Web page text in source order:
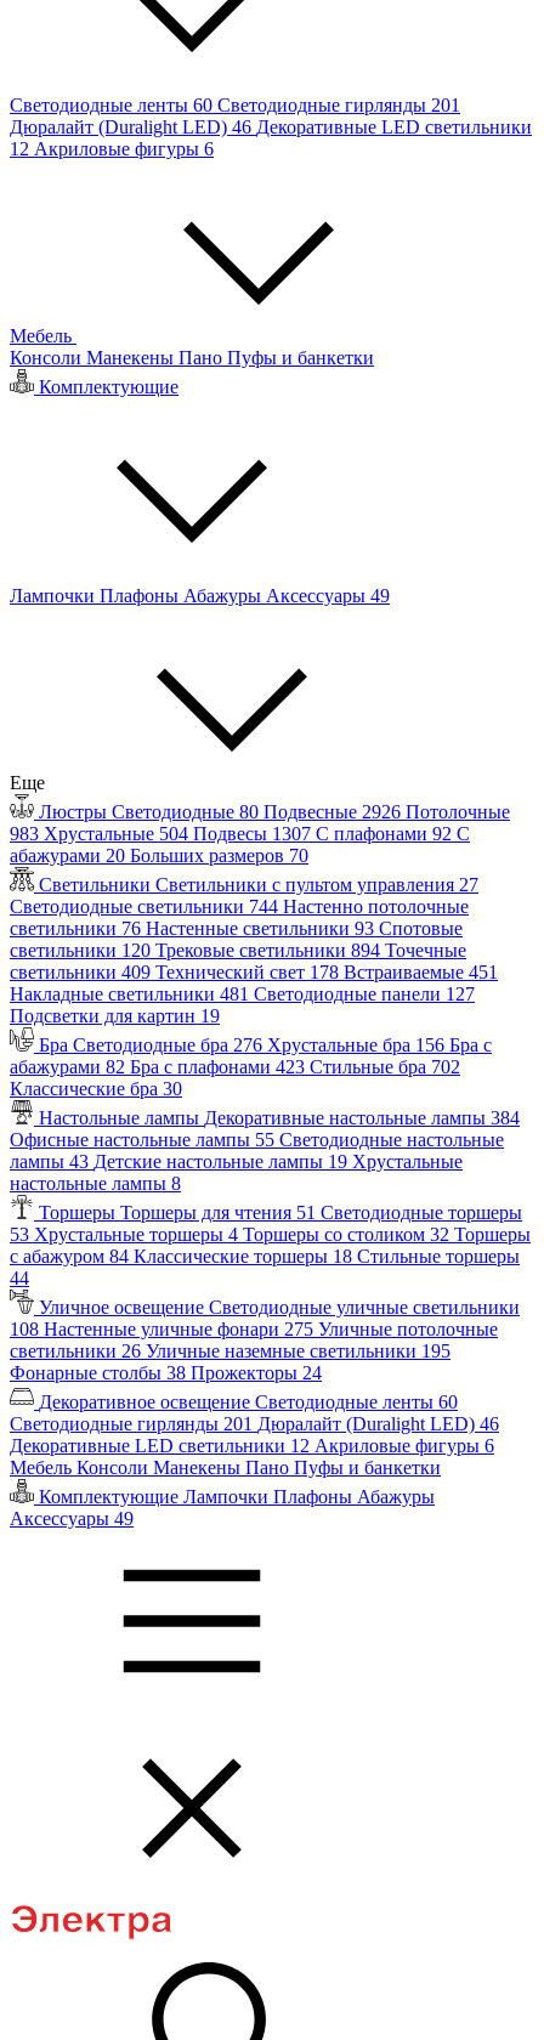
Светодиодные ленты 60 Светодиодные гирлянды 201
Дюралайт (Duralight LED) 46 Декоративные LED светильники
12 Акриловые фигуры 6
Мебель
Консоли Манекены Пано Пуфы и банкетки
Комплектующие
Лампочки Плафоны Абажуры Аксессуары 49
Еще
Люстры Светодиодные 80 Подвесные 2926 Потолочные
983 Хрустальные 504 Подвесы 1307 С плафонами 92 С
абажурами 20 Больших размеров 70
Светильники Светильники с пультом управления 27
Светодиодные светильники 744 Настенно потолочные
светильники 76 Настенные светильники 93 Спотовые
светильники 120 Трековые светильники 894 Точечные
светильники 409 Технический свет 178 Встраиваемые 451
Накладные светильники 481 Светодиодные панели 127
Подсветки для картин 19
Бра Светодиодные бра 276 Хрустальные бра 156 Бра с
абажурами 82 Бра с плафонами 423 Стильные бра 702
Классические бра 30
Настольные лампы Декоративные настольные лампы 384
Офисные настольные лампы 55 Светодиодные настольные
лампы 43 Детские настольные лампы 19 Хрустальные
настольные лампы 8
Торшеры Торшеры для чтения 51 Светодиодные торшеры
53 Хрустальные торшеры 4 Торшеры со столиком 32 Торшеры
с абажуром 84 Классические торшеры 18 Стильные торшеры
44
Уличное освещение Светодиодные уличные светильники
108 Настенные уличные фонари 275 Уличные потолочные
светильники 26 Уличные наземные светильники 195
Фонарные столбы 38 Прожекторы 24
Декоративное освещение Светодиодные ленты 60
Светодиодные гирлянды 201 Дюралайт (Duralight LED) 46
Декоративные LED светильники 12 Акриловые фигуры 6
Мебель Консоли Манекены Пано Пуфы и банкетки
Комплектующие Лампочки Плафоны Абажуры
Аксессуары 49